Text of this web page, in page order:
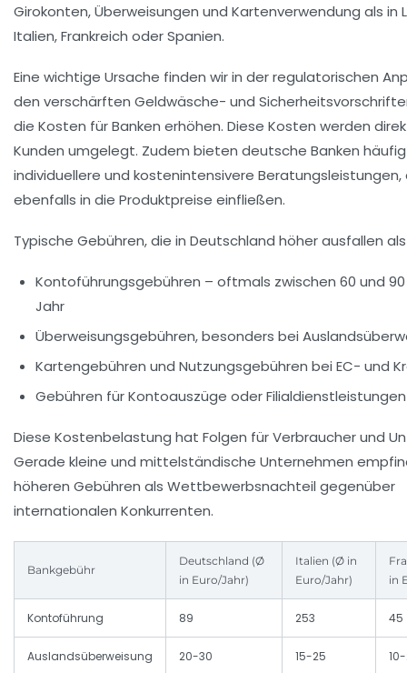
Girokonten, Überweisungen und Kartenverwendung als in
Italien, Frankreich oder Spanien.
Eine wichtige Ursache finden wir in der regulatorischen
den verschärften Geldwäsche- und
die Kosten für Banken erhöhen. Diese Kosten werden
Kunden umgelegt. Zudem bieten deutsche Banken häufig
individuellere und kostenintensivere Beratungsleistungen,
ebenfalls in die Produktpreise einfließen.
Typische Gebühren, die in Deutschland höher ausfallen
Kontoführungsgebühren – oftmals zwischen 60 und 90
Jahr
Überweisungsgebühren, besonders bei
Kartengebühren und Nutzungsgebühren bei EC- und
Gebühren für Kontoauszüge oder Filialdienstleistungen
Diese Kostenbelastung hat Folgen für Verbraucher und
Gerade kleine und mittelständische Unternehmen
höheren Gebühren als Wettbewerbsnachteil gegenüber
internationalen Konkurrenten.
Bankgebühr
Deutschland (Ø
in Euro/Jahr)
Italien (Ø in
Euro/Jahr)
in
Kontoführung 89 253 45
Auslandsüberweisung 20-30 15-25